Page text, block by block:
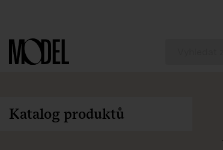
PackShop
Katalog produktů